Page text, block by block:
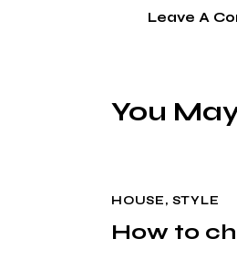
You
HOUSE, STYLE
How to